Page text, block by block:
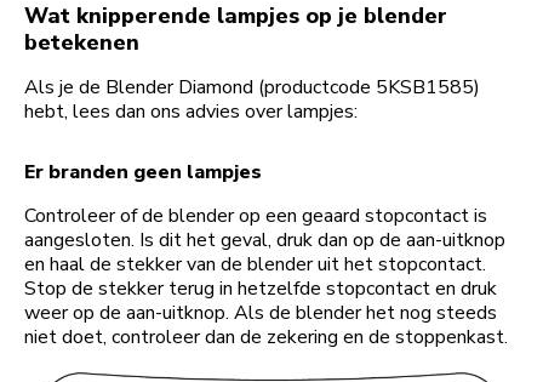
Wat knipperende lampjes op je blender
betekenen
Als je de Blender Diamond (productcode 5KSB1585)
hebt, lees dan ons advies over lampjes:
Er branden geen lampjes
Controleer of de blender op een geaard stopcontact is
aangesloten. Is dit het geval, druk dan op de aan-uitknop
en haal de stekker van de blender uit het stopcontact.
Stop de stekker terug in hetzelfde stopcontact en druk
weer op de aan-uitknop. Als de blender het nog steeds
niet doet, controleer dan de zekering en de stoppenkast.